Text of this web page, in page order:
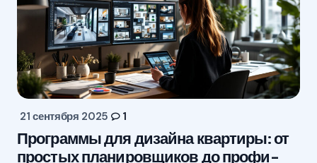
21 сентября 2025 1
Программы для дизайна квартиры: от
простых планировщиков до профи-